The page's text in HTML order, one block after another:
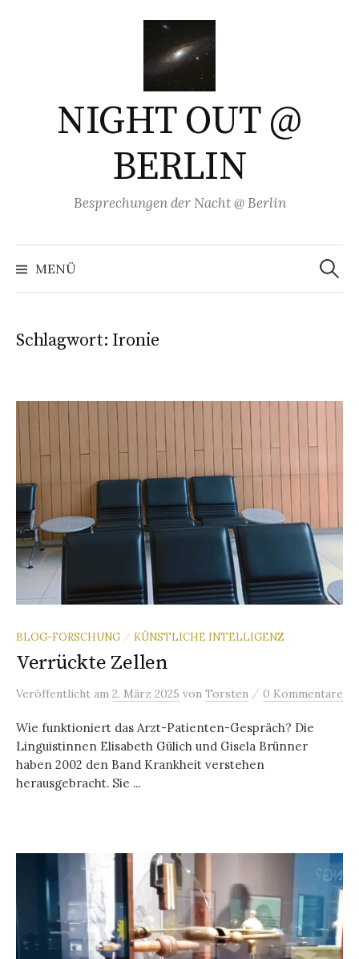
NIGHT OUT @
BERLIN
Besprechungen der Nacht @ Berlin
MENÜ
Suchen
nach:
Schlagwort: Ironie
BLOG-FORSCHUNG / KÜNSTLICHE INTELLIGENZ
Verrückte Zellen
Veröffentlicht am 2. März 2025 von Torsten / 0 Kommentare
Wie funktioniert das Arzt-Patienten-Gespräch? Die
Linguistinnen Elisabeth Gülich und Gisela Brünner
haben 2002 den Band Krankheit verstehen
herausgebracht. Sie ...